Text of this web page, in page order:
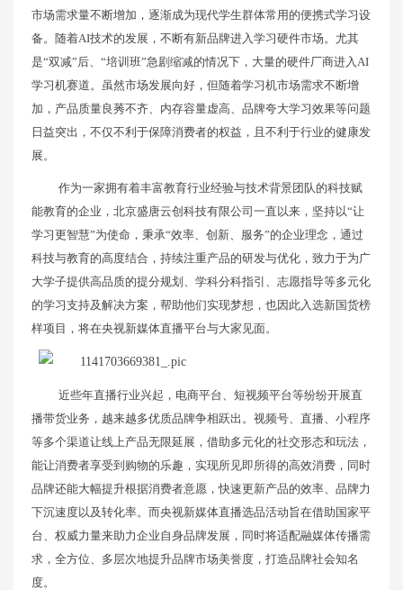
市场需求量不断增加，逐渐成为现代学生群体常用的便携式学习设
备。随着AI技术的发展，不断有新品牌进入学习硬件市场。尤其
是“双减”后、“培训班”急剧缩减的情况下，大量的硬件厂商进入AI
学习机赛道。虽然市场发展向好，但随着学习机市场需求不断增
加，产品质量良莠不齐、内存容量虚高、品牌夸大学习效果等问题
日益突出，不仅不利于保障消费者的权益，且不利于行业的健康发
展。
作为一家拥有着丰富教育行业经验与技术背景团队的科技赋
能教育的企业，北京盛唐云创科技有限公司一直以来，坚持以“让
学习更智慧”为使命，秉承“效率、创新、服务”的企业理念，通过
科技与教育的高度结合，持续注重产品的研发与优化，致力于为广
大学子提供高品质的提分规划、学科分科指引、志愿指导等多元化
的学习支持及解决方案，帮助他们实现梦想，也因此入选新国货榜
样项目，将在央视新媒体直播平台与大家见面。
近些年直播行业兴起，电商平台、短视频平台等纷纷开展直
播带货业务，越来越多优质品牌争相跃出。视频号、直播、小程序
等多个渠道让线上产品无限延展，借助多元化的社交形态和玩法，
能让消费者享受到购物的乐趣，实现所见即所得的高效消费，同时
品牌还能大幅提升根据消费者意愿，快速更新产品的效率、品牌力
下沉速度以及转化率。而央视新媒体直播选品活动旨在借助国家平
台、权威力量来助力企业自身品牌发展，同时将适配融媒体传播需
求，全方位、多层次地提升品牌市场美誉度，打造品牌社会知名
度。